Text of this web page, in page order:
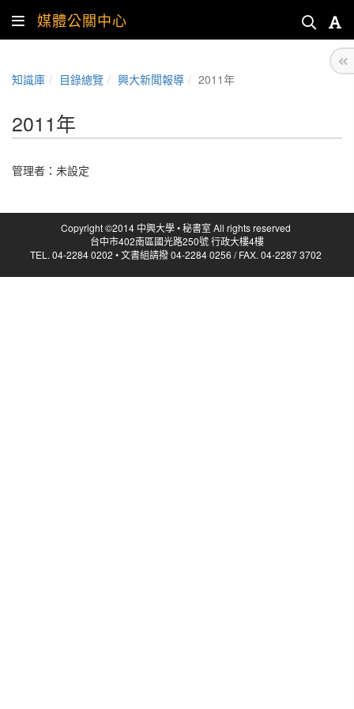
媒體公關中心
知識庫 目錄總覽 興大新聞報導 2011年
2011年
管理者：未設定
Copyright ©2014 中興大學 • 秘書室 All rights reserved
台中市402南區國光路250號 行政大樓4樓
TEL. 04-2284 0202 • 文書組請撥 04-2284 0256 / FAX. 04-2287 3702